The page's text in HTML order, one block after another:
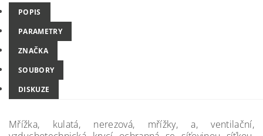
POPIS
PARAMETRY
ZNAČKA
SOUBORY
DISKUZE
Mřížka, kulatá, nerezová, mřížky, a, ventilační,